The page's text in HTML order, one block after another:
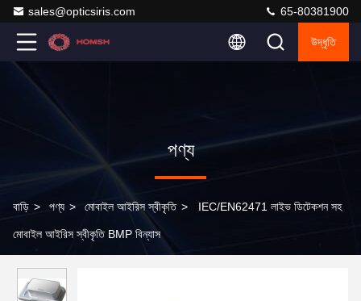
sales@opticsiris.com 65-80381900
উদ্ধৃতি
পণ্য
বাড়ি > পণ্য > মোবাইল আইরিস স্বীকৃতি > IEC/EN62471 লাইভ ডিটেকশন সহ
মোবাইল আইরিস স্বীকৃতি BMP বিন্যাস